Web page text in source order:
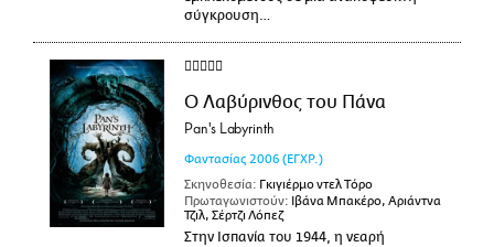
σύγκρουση…
Ο Λαβύρινθος του Πάνα
Pan's Labyrinth
Φαντασίας 2006 (ΕΓΧΡ.)
Σκηνοθεσία: Γκιγιέρμο ντελ Τόρο
Πρωταγωνιστούν: Ιβάνα Μπακέρο, Αριάντνα
Τζιλ, Σέρτζι Λόπεζ
Στην Ισπανία του 1944, η νεαρή